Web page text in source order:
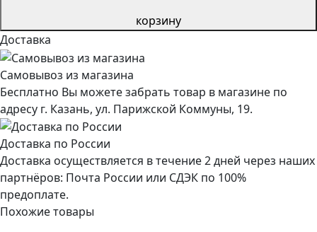
корзину
Доставка
Самовывоз из магазина
Бесплатно Вы можете забрать товар в магазине по
адресу г. Казань, ул. Парижской Коммуны, 19.
Доставка по России
Доставка осуществляется в течение 2 дней через наших
партнёров: Почта России или СДЭК по 100%
предоплате.
Похожие товары